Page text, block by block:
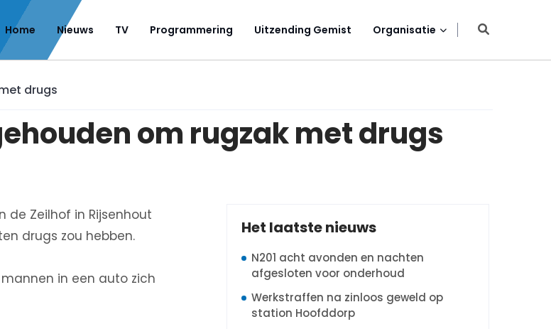
Home Nieuws TV Programmering Uitzending Gemist Organisatie
drugs
om rugzak met drugs
Zeilhof in Rijsenhout
drugs zou hebben.
in een auto zich
Het laatste nieuws
N201 acht avonden en nachten
afgesloten voor onderhoud
Werkstraffen na zinloos geweld op
station Hoofddorp